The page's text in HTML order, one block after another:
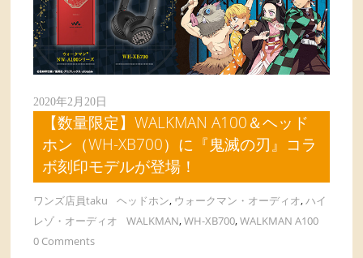
2020年2月20日
【数量限定】WALKMAN A100＆ヘッド
ホン（WH-XB700）に『鬼滅の刃』コラ
ボ刻印モデルが登場！
ワンズ店員taku ヘッドホン, ウォークマン・オーディオ, ハイ
レゾ・オーディオ
WALKMAN,WH-XB700,WALKMAN A100
0 Comments